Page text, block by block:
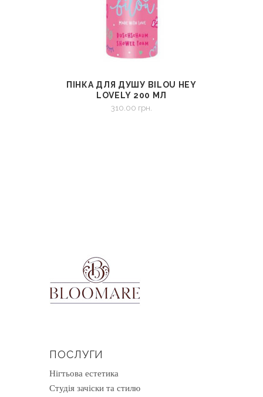
СМОТРЕТЬ В КОРЗИНУ
ПІНКА ДЛЯ ДУШУ BILOU HEY
LOVELY 200 МЛ
310.00 грн.
ПОСЛУГИ
Нігтьова естетика
Студія зачіски та стилю